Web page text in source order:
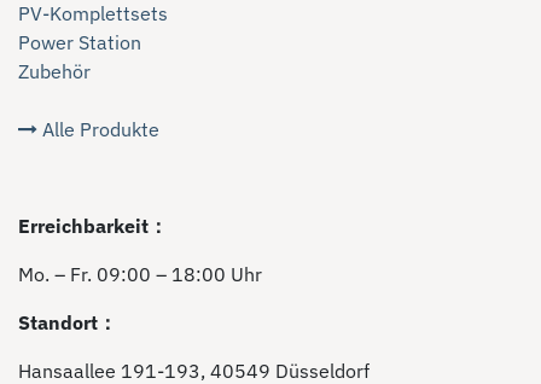
PV-Komplettsets
Power Station
Zubehör
Alle Produkte
Erreichbarkeit：
Mo. – Fr. 09:00 – 18:00 Uhr
Standort：
Hansaallee 191-193, 40549 Düsseldorf